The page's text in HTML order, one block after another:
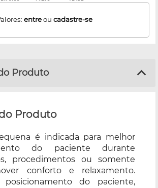
entreou cadastre-se
Produto
Produto
é indicada para melhor
do paciente durante
procedimentos ou somente
conforto e relaxamento.
do paciente,